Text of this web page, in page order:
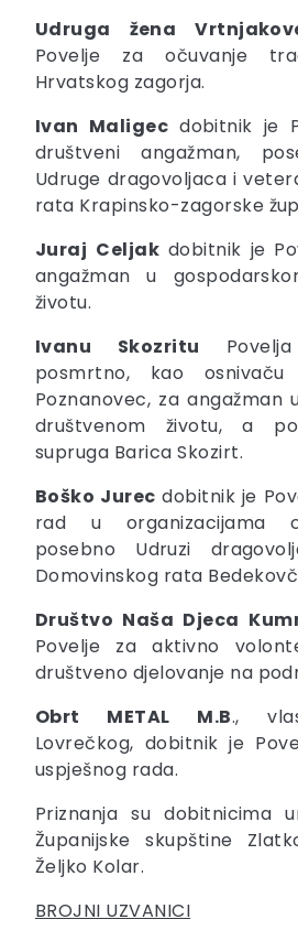
Udruga žena
Povelje za očuvanje
Hrvatskog zagorja.
Ivan Maligec dobitnik je
društveni angažman,
Udruge dragovoljaca i
rata Krapinsko-zagorske
Juraj Celjak dobitnik je
angažman u
životu.
Ivanu Skozritu
posmrtno, kao osnivaču
Poznanovec, za angažman
društvenom životu, a
supruga Barica Skozirt.
Boško Jurec dobitnik je
rad u organizacijama
posebno Udruzi
Domovinskog rata
Društvo Naša Djeca
Povelje za aktivno
društveno djelovanje na
Obrt METAL M.B.,
Lovrečkog, dobitnik je
uspješnog rada.
Priznanja su dobitnicima
Županijske skupštine
Željko Kolar.
BROJNI UZVANICI